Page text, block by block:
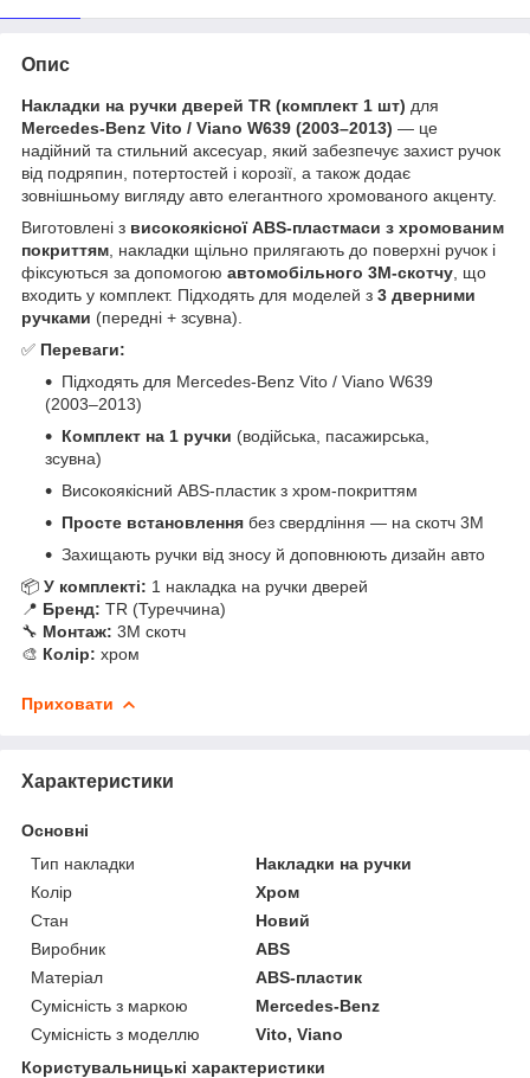
Опис
Накладки на ручки дверей TR (комплект 1 шт) для
Mercedes-Benz Vito / Viano W639 (2003–2013) — це
надійний та стильний аксесуар, який забезпечує захист ручок
від подряпин, потертостей і корозії, а також додає
зовнішньому вигляду авто елегантного хромованого акценту.
Виготовлені з високоякісної ABS-пластмаси з хромованим
покриттям , накладки щільно прилягають до поверхні ручок і
фіксуються за допомогою автомобільного 3M-скотчу , що
входить у комплект. Підходять для моделей з 3 дверними
ручками (передні + зсувна).
✅ Переваги:
Підходять для Mercedes-Benz Vito / Viano W639
(2003–2013)
Комплект на 1 ручки (водійська, пасажирська,
зсувна)
Високоякісний ABS-пластик з хром-покриттям
Просте встановлення без свердління — на скотч 3M
Захищають ручки від зносу й доповнюють дизайн авто
📦 У комплекті: 1 накладка на ручки дверей
📍 Бренд: TR (Туреччина)
🔧 Монтаж: 3M скотч
🎨 Колір: хром
Приховати
Характеристики
Основні
Тип накладки
Накладки на ручки
Колір
Хром
Стан
Новий
Виробник
ABS
Матеріал
ABS-пластик
Сумісність з маркою
Mercedes-Benz
Сумісність з моделлю
Vito, Viano
Користувальницькі характеристики